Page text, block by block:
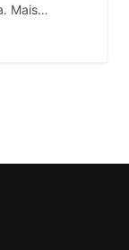
Mais…